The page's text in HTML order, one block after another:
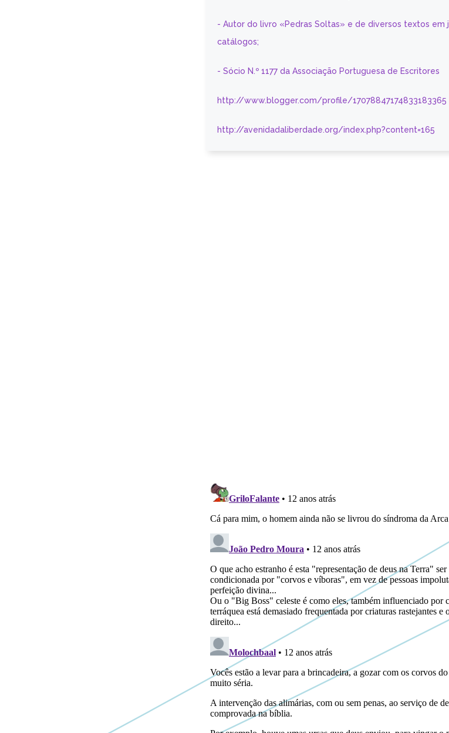
- Autor do livro «Pedras Soltas» e de diversos textos em
catálogos;
- Sócio N.º 1177 da Associação Portuguesa de Escritores
http://www.blogger.com/profile/17078847174833183365
http://avenidadaliberdade.org/index.php?content=165